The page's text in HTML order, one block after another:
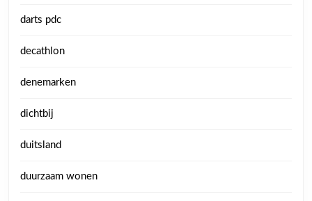
darts pdc
decathlon
denemarken
dichtbij
duitsland
duurzaam wonen